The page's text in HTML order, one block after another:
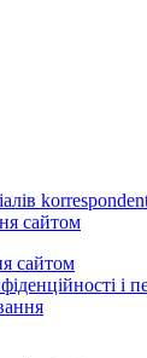
сайтом
сайтом
і